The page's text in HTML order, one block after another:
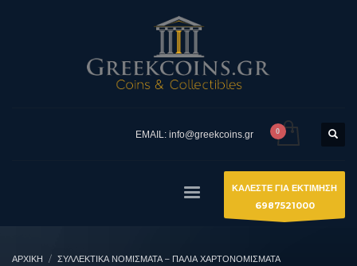
EMAIL: info@greekcoins.gr
ΚΑΛΕΣΤΕ ΓΙΑ ΕΚΤΙΜΗΣΗ
6987521000
ΑΡΧΙΚΉ
ΣΥΛΛΕΚΤΙΚΆ ΝΟΜΊΣΜΑΤΑ – ΠΑΛΙΆ ΧΑΡΤΟΝΟΜΊΣΜΑΤΑ